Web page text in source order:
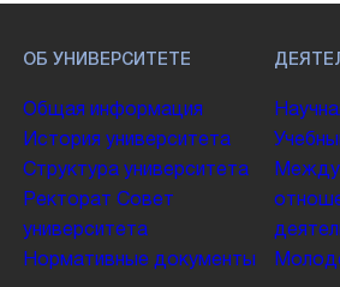
ОБ УНИВЕРСИТЕТЕ
Общая информация
История университета
Структура университета
Ректорат Совет
университета
Нормативные документы